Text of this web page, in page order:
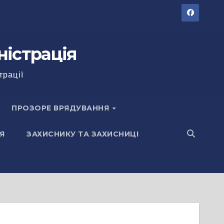
ПРОЗОРЕ ВРЯДУВАННЯ
ЗАХИСНИКУ ТА ЗАХИСНИЦІ